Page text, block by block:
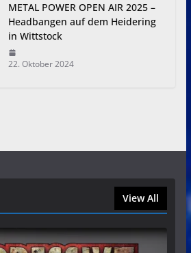
METAL POWER OPEN AIR 2025 –
Headbangen auf dem Heidering
in Wittstock
22. Oktober 2024
View All